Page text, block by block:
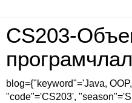
CS203-
програмчлал
blog={"keyword"='Java,
"code"='CS203',